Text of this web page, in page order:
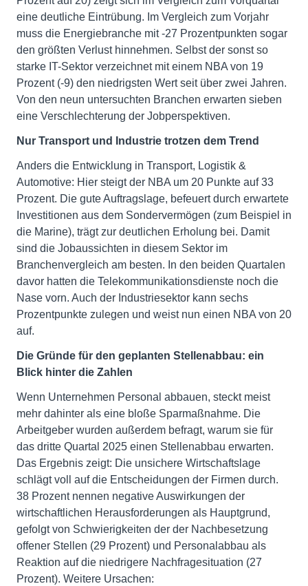
eine deutliche Eintrübung. Im Vergleich zum Vorjahr
muss die Energiebranche mit -27 Prozentpunkten sogar
den größten Verlust hinnehmen. Selbst der sonst so
starke IT-Sektor verzeichnet mit einem NBA von 19
Prozent (-9) den niedrigsten Wert seit über zwei Jahren.
Von den neun untersuchten Branchen erwarten sieben
eine Verschlechterung der Jobperspektiven.
Nur Transport und Industrie trotzen dem Trend
Anders die Entwicklung in Transport, Logistik &
Automotive: Hier steigt der NBA um 20 Punkte auf 33
Prozent. Die gute Auftragslage, befeuert durch erwartete
Investitionen aus dem Sondervermögen (zum Beispiel in
die Marine), trägt zur deutlichen Erholung bei. Damit
sind die Jobaussichten in diesem Sektor im
Branchenvergleich am besten. In den beiden Quartalen
davor hatten die Telekommunikationsdienste noch die
Nase vorn. Auch der Industriesektor kann sechs
Prozentpunkte zulegen und weist nun einen NBA von 20
auf.
Die Gründe für den geplanten Stellenabbau: ein
Blick hinter die Zahlen
Wenn Unternehmen Personal abbauen, steckt meist
mehr dahinter als eine bloße Sparmaßnahme. Die
Arbeitgeber wurden außerdem befragt, warum sie für
das dritte Quartal 2025 einen Stellenabbau erwarten.
Das Ergebnis zeigt: Die unsichere Wirtschaftslage
schlägt voll auf die Entscheidungen der Firmen durch.
38 Prozent nennen negative Auswirkungen der
wirtschaftlichen Herausforderungen als Hauptgrund,
gefolgt von Schwierigkeiten der der Nachbesetzung
offener Stellen (29 Prozent) und Personalabbau als
Reaktion auf die niedrigere Nachfragesituation (27
Prozent). Weitere Ursachen: